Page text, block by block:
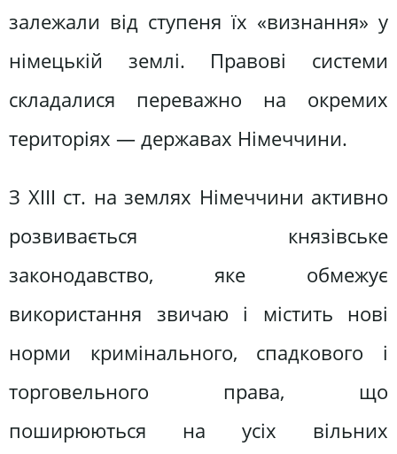
залежали від ступеня їх «визнання» у
німецькій землі. Правові системи
складалися переважно на окремих
територіях — державах Німеччини.
З XIII ст. на землях Німеччини активно
розвивається князівське
законодавство, яке обмежує
використання звичаю і містить нові
норми кримінального, спадкового і
торговельного права, що
поширюються на усіх вільних